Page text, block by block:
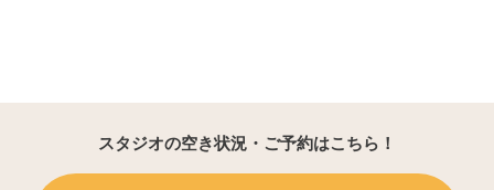
スタジオの空き状況・ご予約はこちら！